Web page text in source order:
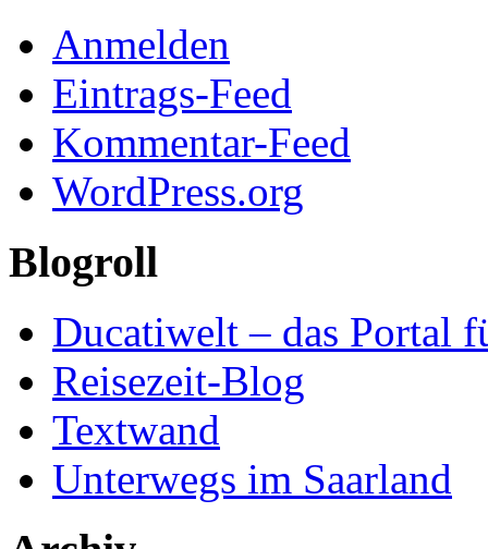
Anmelden
Eintrags-Feed
Kommentar-Feed
WordPress.org
Blogroll
Ducatiwelt – das Portal
Reisezeit-Blog
Textwand
Unterwegs im Saarland